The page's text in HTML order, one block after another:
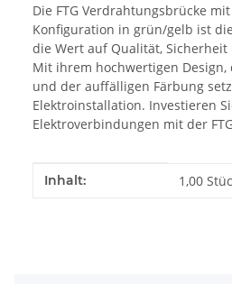
Die FTG Verdrahtungsbrücke
Konfiguration in grün/gelb ist
die Wert auf Qualität, Sicherheit
Mit ihrem hochwertigen Design,
und der auffälligen Färbung
Elektroinstallation. Investieren
Elektroverbindungen mit der
Produkteigenschaft
Wert
Inhalt: 1,00